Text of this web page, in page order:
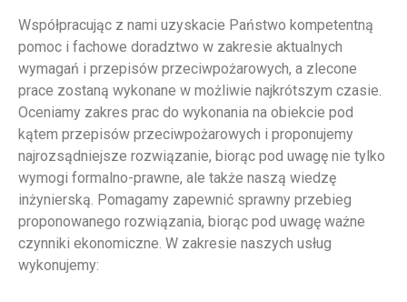
Współpracując z nami uzyskacie Państwo kompetentną
pomoc i fachowe doradztwo w zakresie aktualnych
wymagań i przepisów przeciwpożarowych, a zlecone
prace zostaną wykonane w możliwie najkrótszym czasie.
Oceniamy zakres prac do wykonania na obiekcie pod
kątem przepisów przeciwpożarowych i proponujemy
najrozsądniejsze rozwiązanie, biorąc pod uwagę nie tylko
wymogi formalno-prawne, ale także naszą wiedzę
inżynierską. Pomagamy zapewnić sprawny przebieg
proponowanego rozwiązania, biorąc pod uwagę ważne
czynniki ekonomiczne. W zakresie naszych usług
wykonujemy: